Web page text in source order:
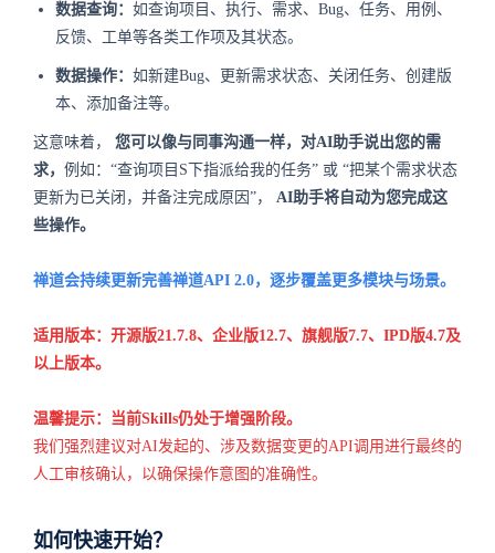
数据查询： 如查询项目、执行、需求、Bug、任务、用例、
反馈、工单等各类工作项及其状态。
数据操作： 如新建Bug、更新需求状态、关闭任务、创建版
本、添加备注等。
这意味着， 您可以像与同事沟通一样，对AI助手说出您的需
求， 例如：“查询项目S下指派给我的任务” 或 “把某个需求状态
更新为已关闭，并备注完成原因”， AI助手将自动为您完成这
些操作。
禅道会持续更新完善禅道API 2.0，逐步覆盖更多模块与场景。
适用版本：开源版21.7.8、企业版12.7、旗舰版7.7、IPD版4.7及
以上版本。
温馨提示：当前Skills仍处于增强阶段。
我们强烈建议对AI发起的、涉及数据变更的API调用进行最终的
人工审核确认，以确保操作意图的准确性。
如何快速开始？